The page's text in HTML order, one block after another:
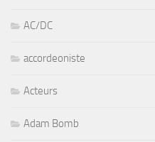
AC/DC
accordeoniste
Acteurs
Adam Bomb